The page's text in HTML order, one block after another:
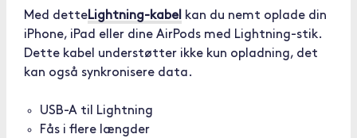
Med detteLightning-kabel kan du nemt oplade din
iPhone, iPad eller dine AirPods med Lightning-stik.
Dette kabel understøtter ikke kun opladning, det
kan også synkronisere data.
USB-A til Lightning
Fås i flere længder